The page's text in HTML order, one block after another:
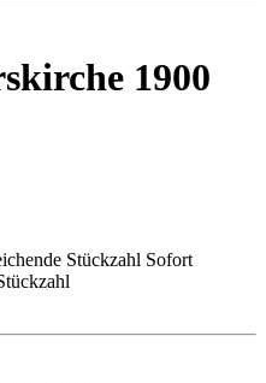
1900
Sofort